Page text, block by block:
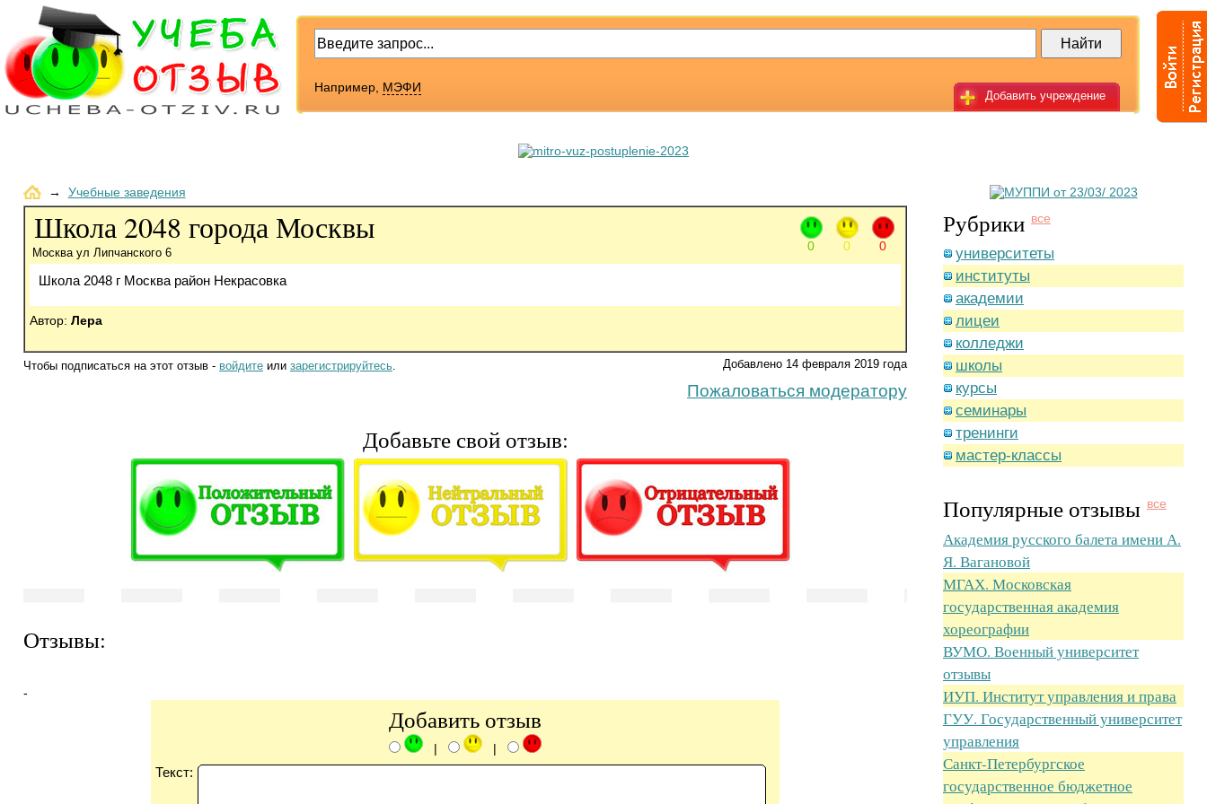
Добавить учреждение
Например, МЭФИ
→ Учебные заведения
0 0 0
Школа 2048 города Москвы
Москва ул Липчанского 6
Школа 2048 г Москва район Некрасовка
Автор: Лера
Добавлено 14 февраля 2019 года
Пожаловаться модератору
Чтобы подписаться на этот отзыв - войдите или зарегистрируйтесь.
Добавьте свой отзыв:
Отзывы:
-
Добавить отзыв
| |
Текст:
Рубрики все
университеты
институты
академии
лицеи
колледжи
школы
курсы
семинары
тренинги
мастер-классы
Популярные отзывы все
Академия русского балета имени А.
Я. Вагановой
МГАХ. Московская
государственная академия
хореографии
ВУМО. Военный университет
отзывы
ИУП. Институт управления и права
ГУУ. Государственный университет
управления
Санкт-Петербургское
государственное бюджетное